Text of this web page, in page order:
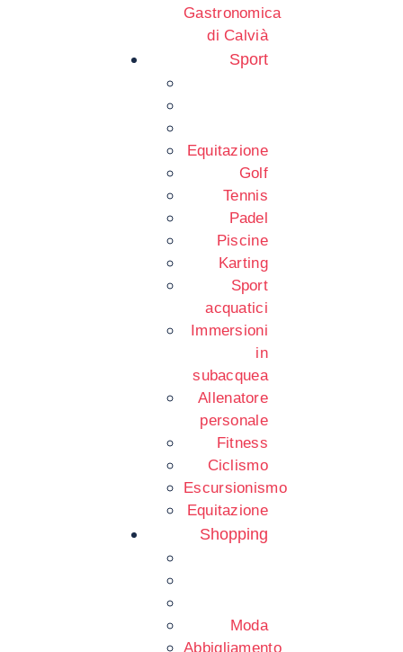
Gastronomica
di Calvià
Sport
Equitazione
Golf
Tennis
Padel
Piscine
Karting
Sport
acquatici
Immersioni
in
subacquea
Allenatore
personale
Fitness
Ciclismo
Escursionismo
Equitazione
Shopping
Moda
Abbigliamento